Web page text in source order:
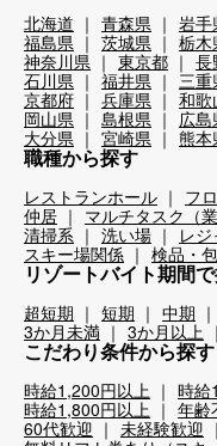
北海道 青森県 岩手
福島県
茨城県 栃木
神奈川県
東京都 長
石川県
福井県 三重
京都府
兵庫県 和歌
岡山県
島根県 広島
大分県
宮崎県 熊本
職種から探す
レストランホール フ
仲居
マルチタスク（業
清掃系
洗い場
レ
スキー場関係
検品・
リゾートバイト期間
超短期 短期 中期
3か月未満
3か月以上
こだわり条件から探す
時給1,200円以上 時給
時給1,800円以上
年齢
60代歓迎
未経験歓迎